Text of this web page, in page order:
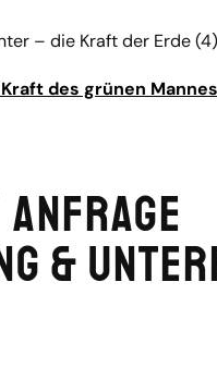
– die Kraft der Erde
des grünen
&